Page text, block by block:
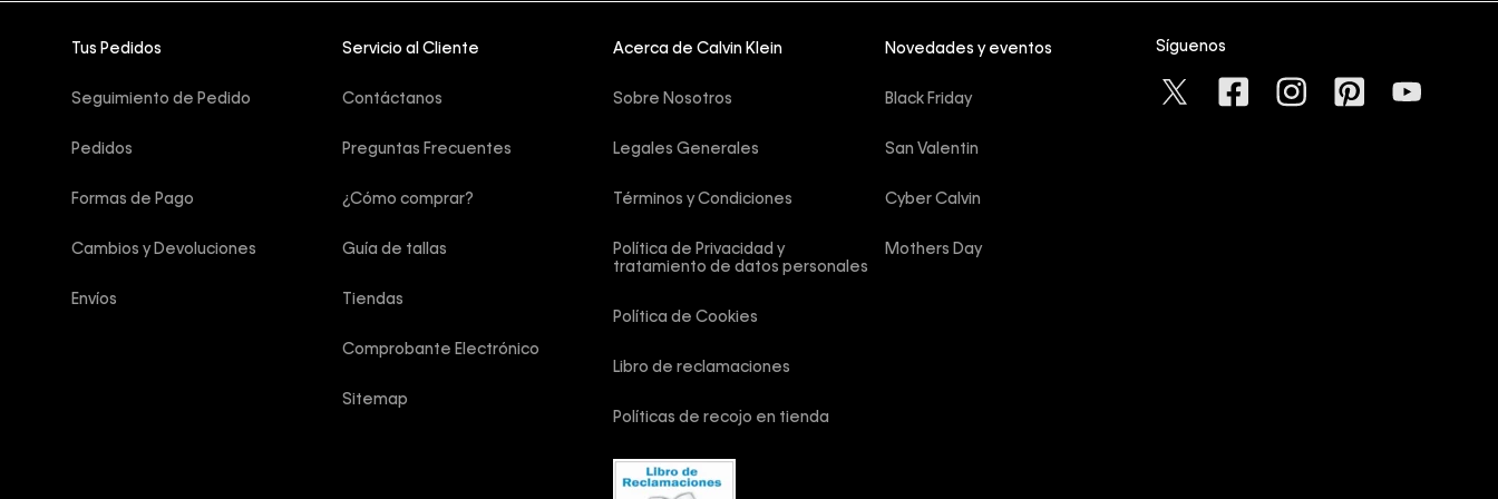
Tus Pedidos
Seguimiento de Pedido
Pedidos
Formas de Pago
Cambios y Devoluciones
Envíos
Servicio al Cliente
Contáctanos
Preguntas Frecuentes
¿Cómo comprar?
Guía de tallas
Tiendas
Comprobante Electrónico
Sitemap
Acerca de Calvin Klein
Sobre Nosotros
Legales Generales
Términos y Condiciones
Política de Privacidad y
tratamiento de datos personales
Política de Cookies
Libro de reclamaciones
Políticas de recojo en tienda
Novedades y eventos
Black Friday
San Valentin
Cyber Calvin
Mothers Day
Síguenos